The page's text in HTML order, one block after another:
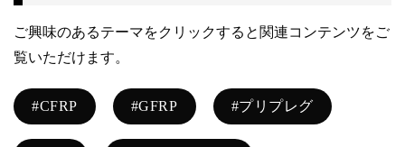
ご興味のあるテーマをクリックすると関連コンテンツをご
覧いただけます。
#CFRP #GFRP #プリプレグ